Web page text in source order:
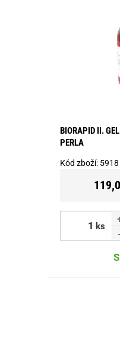
BIORAPID II.
PERLA
Kód zboží: 5918
ks